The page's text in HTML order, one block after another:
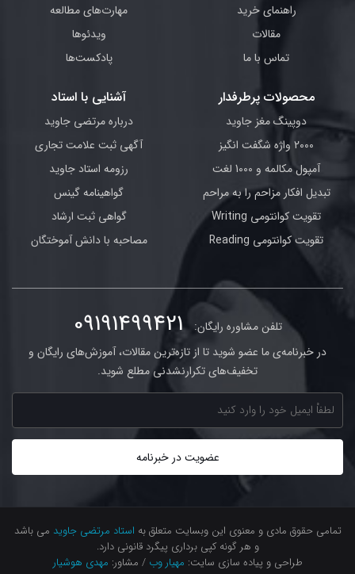
راهنمای خرید
مقالات
تماس با ما
مهارت‌های مطالعه
ویدئوها
پادکست‌ها
محصولات پرطرفدار
دوپینگ مغز جاوید
2000 واژه شگفت انگیز
آمپول مکالمه و 1000 لغت
تبدیل افکار مزاحم را به مراحم
تقویت کوانتومی Writing
تقویت کوانتومی Reading
آشنایی با استاد
درباره مرتضی جاوید
آگهی ثبت علامت تجاری
رزومه استاد جاوید
گواهینامه گینس
گواهی ثبت ارشاد
مصاحبه با دانش آموختگان
تلفن مشاوره رایگان: 09191499421
در خبرنامه‌ی ما عضو شوید تا از تازه‌ترین مقالات، آموزش‌های رایگان و
تخفیف‌های تکرارنشدنی مطلع شوید.
تمامی حقوق مادی و معنوی این وبسایت متعلق به استاد مرتضی جاوید می باشد
و هر گونه کپی برداری پیگرد قانونی دارد.
طراحی و پیاده سازی سایت: مهیار وب / مشاور: مهدی هوشیار